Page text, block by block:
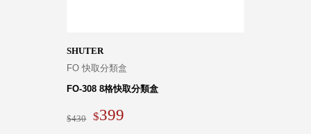
SHUTER
FO 快取分類盒
FO-308 8格快取分類盒
430 399